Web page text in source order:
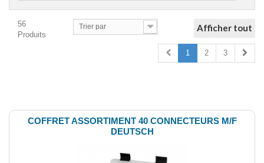
56
Produits
Afficher tout
1 2 3
Trier par
COFFRET ASSORTIMENT 40 CONNECTEURS M/F
DEUTSCH